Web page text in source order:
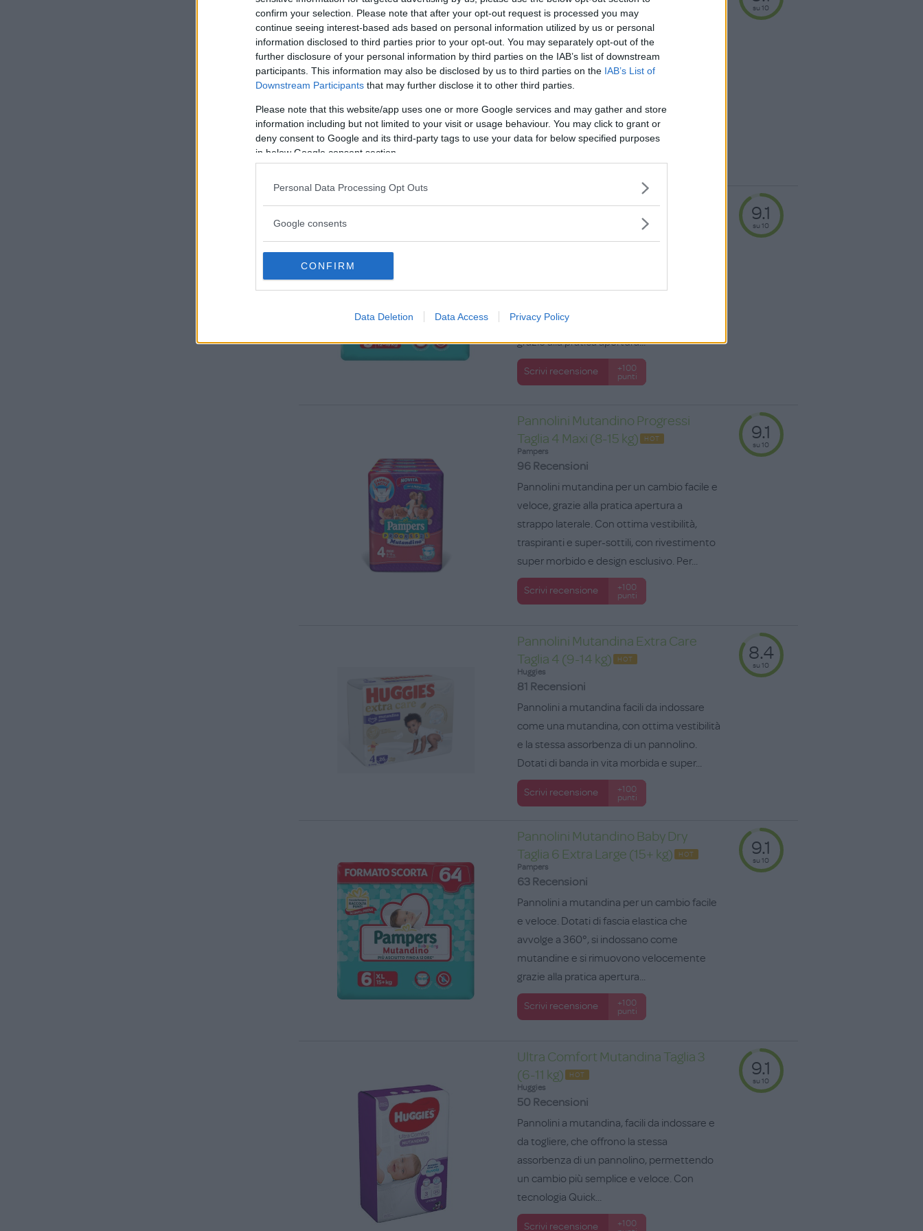
confirm your selection. Please note that after your opt-out request is processed you may
continue seeing interest-based ads based on personal information utilized by us or personal
information disclosed to third parties prior to your opt-out. You may separately opt-out of the
further disclosure of your personal information by third parties on the IAB’s list of downstream
participants. This information may also be disclosed by us to third parties on the IAB’s List of
Downstream Participants that may further disclose it to other third parties.
Please note that this website/app uses one or more Google services and may gather and store
information including but not limited to your visit or usage behaviour. You may click to grant or
deny consent to Google and its third-party tags to use your data for below specified purposes
in below Google consent section.
Personal Data Processing Opt Outs
Google consents
CONFIRM
Data Deletion Data Access Privacy Policy
HOT
Huggies
109 Recensioni
Pannolini a mutandina facili da indossare
come una mutandina, con ottima vestibilità
e la stessa assorbenza di un pannolino.
Dotati di banda in vita morbida e super
elastica avvolgono...
su 10
Pannolini Mutandino Baby Dry
Taglia 5 Junior (12-18 kg)
mutandine e si rimuovono velocemente
grazie alla pratica apertura...
Scrivi recensione
+100
punti
9.1
su 10
Pannolini Mutandino Progressi
Taglia 4 Maxi (8-15 kg)
HOT
Pampers
96 Recensioni
Pannolini mutandina per un cambio facile e
veloce, grazie alla pratica apertura a
strappo laterale. Con ottima vestibilità,
traspiranti e super-sottili, con rivestimento
super morbido e design esclusivo. Per...
Scrivi recensione
+100
punti
9.1
su 10
Pannolini Mutandina Extra Care
Taglia 4 (9-14 kg)
HOT
Huggies
81 Recensioni
Pannolini a mutandina facili da indossare
come una mutandina, con ottima vestibilità
e la stessa assorbenza di un pannolino.
Dotati di banda in vita morbida e super...
Scrivi recensione
+100
punti
8.4
su 10
Pannolini Mutandino Baby Dry
Taglia 6 Extra Large (15+ kg)
HOT
Pampers
63 Recensioni
Pannolini a mutandina per un cambio facile
e veloce. Dotati di fascia elastica che
avvolge a 360°, si indossano come
mutandine e si rimuovono velocemente
grazie alla pratica apertura...
Scrivi recensione
+100
punti
9.1
su 10
Ultra Comfort Mutandina Taglia 3
(6-11 kg)
HOT
Huggies
50 Recensioni
Pannolini a mutandina, facili da indossare e
da togliere, che offrono la stessa
assorbenza di un pannolino, permettendo
un cambio più semplice e veloce. Con
tecnologia Quick...
Scrivi recensione
+100
9.1
su 10